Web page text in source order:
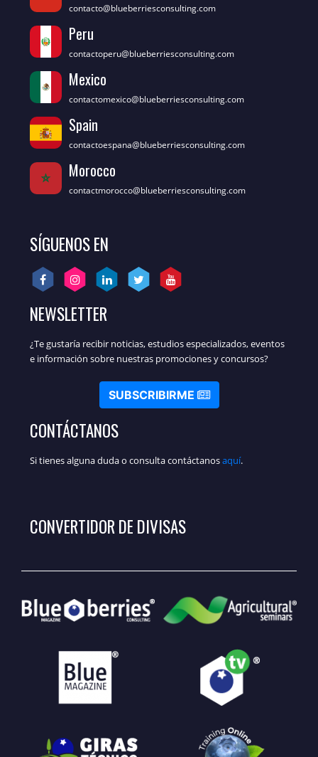
contacto@blueberriesconsulting.com
Peru
contactoperu@blueberriesconsulting.com
Mexico
contactomexico@blueberriesconsulting.com
Spain
contactoespana@blueberriesconsulting.com
Morocco
contactmorocco@blueberriesconsulting.com
SÍGUENOS EN
NEWSLETTER
¿Te gustaría recibir noticias, estudios especializados, eventos
e información sobre nuestras promociones y concursos?
SUBSCRIBIRME
CONTÁCTANOS
Si tienes alguna duda o consulta contáctanosaquí.
CONVERTIDOR DE DIVISAS